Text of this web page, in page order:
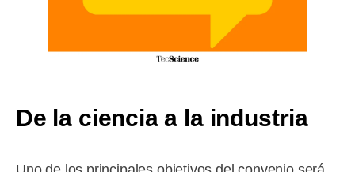
De la ciencia a la industria